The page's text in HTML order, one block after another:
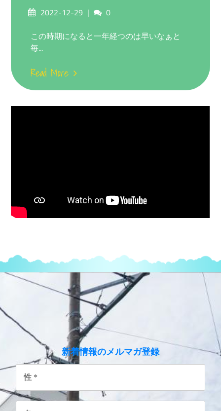
Posted2022-12-29 Comments
0
この時期になると一年経つのは早いなぁと
毎...
Read More
新着情報のメルマガ登録
性
名